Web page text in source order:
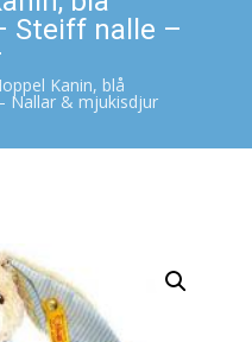
Steiff nalle –
Kanin, blå
Nallar & mjukisdjur